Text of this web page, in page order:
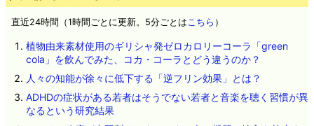
直近24時間（1時間ごとに更新。5分ごとはこちら ）
植物由来素材使用のギリシャ発ゼロカロリーコーラ「green
cola」を飲んでみた、コカ・コーラとどう違うのか？
人々の知能が徐々に低下する「逆フリン効果」とは？
ADHDの症状がある若者はそうでない若者と音楽を聴く習慣が異
なるという研究結果